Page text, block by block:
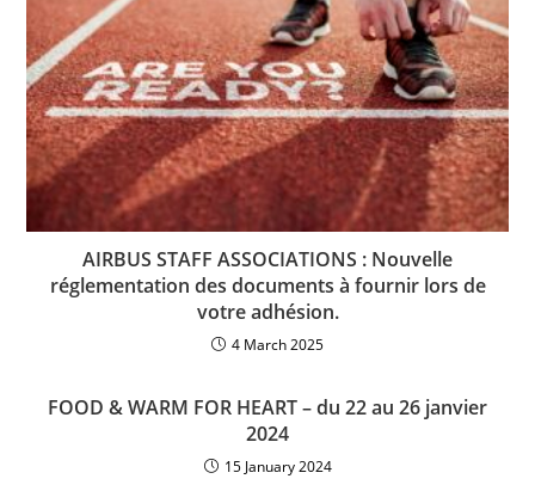
AIRBUS STAFF ASSOCIATIONS : Nouvelle
réglementation des documents à fournir lors de
votre adhésion.
4 March 2025
FOOD & WARM FOR HEART – du 22 au 26 janvier
2024
15 January 2024